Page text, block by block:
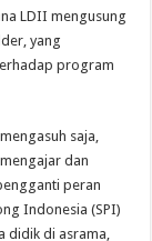
LDII mengusung
yang
program
saja,
dan
peran
Indonesia (SPI)
didik di asrama,